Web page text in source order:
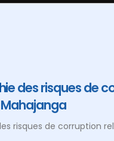
des risques de
risques de corruption